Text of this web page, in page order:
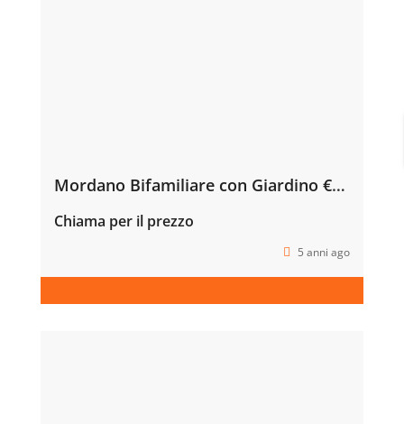
Mordano Bifamiliare con Giardino €290.000
Chiama per il prezzo
5 anni ago